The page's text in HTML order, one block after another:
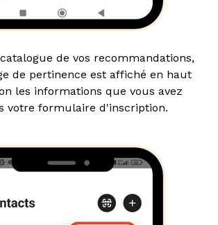
de vos recommandations,
de pertinence est affiché en haut
les informations que vous avez
votre formulaire d'inscription.